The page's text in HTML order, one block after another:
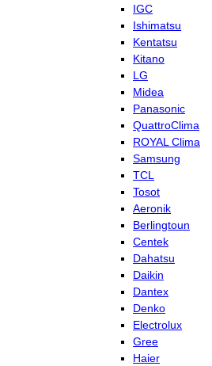
IGC
Ishimatsu
Kentatsu
Kitano
LG
Midea
Panasonic
QuattroClima
ROYAL Clima
Samsung
TCL
Tosot
Aeronik
Berlingtoun
Centek
Dahatsu
Daikin
Dantex
Denko
Electrolux
Gree
Haier